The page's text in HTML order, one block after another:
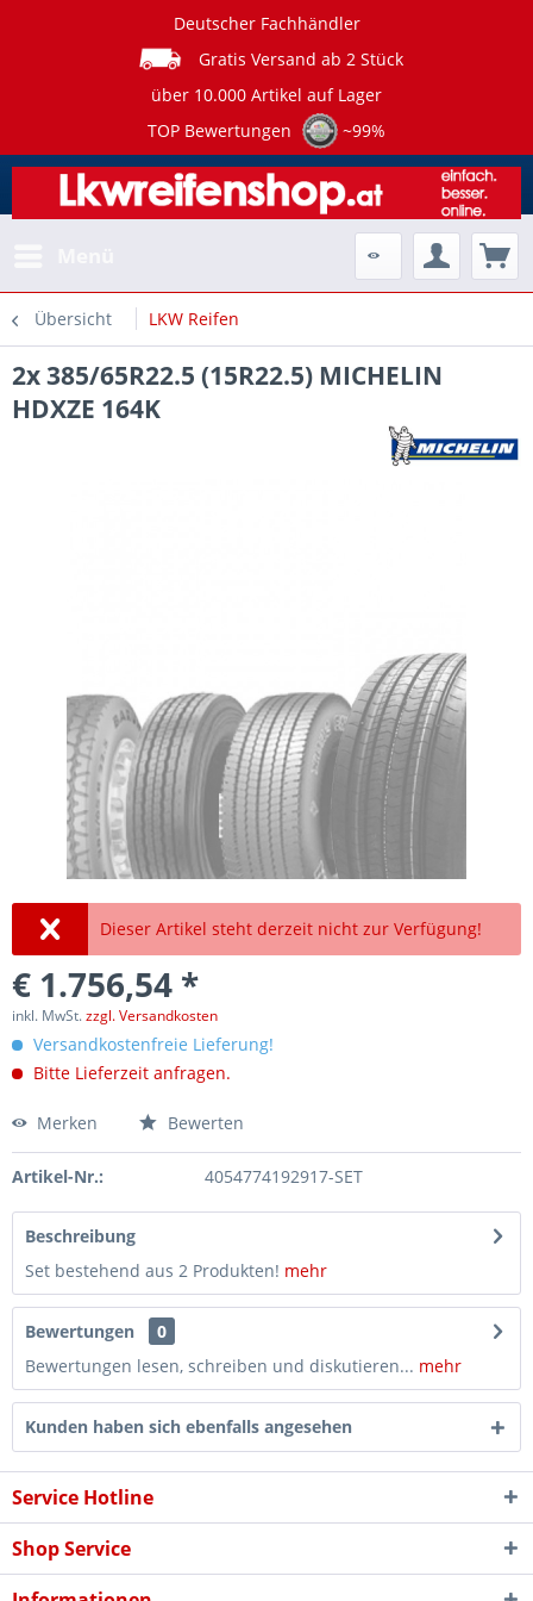
Deutscher Fachhändler
Gratis Versand ab 2 Stück
über 10.000 Artikel auf Lager
TOP Bewertungen
~99%
Übersicht LKW Reifen
2x 385/65R22.5 (15R22.5) MICHELIN
HDXZE 164K
Dieser Artikel steht derzeit nicht zur Verfügung!
€ 1.756,54 *
inkl. MwSt.zzgl. Versandkosten
Versandkostenfreie Lieferung!
Bitte Lieferzeit anfragen.
Merken Bewerten
Artikel-Nr.: 4054774192917-SET
Beschreibung
Set bestehend aus 2 Produkten! mehr
Bewertungen
0
Bewertungen lesen, schreiben und diskutieren... mehr
Kunden haben sich ebenfalls angesehen
Service Hotline
Shop Service